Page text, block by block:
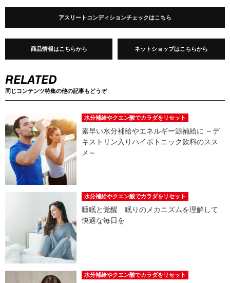
アスリートコンディションチェックはこちら
商品情報はこちらから ネットショップはこちらから
同じコンテンツ特集の他の記事もどうぞ
水分補給やクエン酸でカラダをリセット
素早い水分補給やエネルギー源補給に ～デ
キストリン入りハイポトニック飲料のスス
メ～
水分補給やクエン酸でカラダをリセット
睡眠と覚醒 眠りのメカニズムを理解して
快適な毎日を
水分補給やクエン酸でカラダをリセット